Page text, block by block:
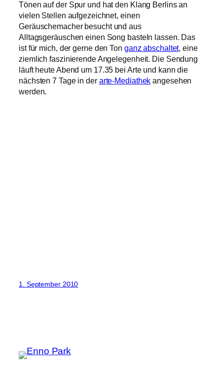
Tönen auf der Spur und hat den Klang Berlins an
vielen Stellen aufgezeichnet, einen
Geräuschemacher besucht und aus
Alltagsgeräuschen einen Song basteln lassen. Das
ist für mich, der gerne den Ton ganz abschaltet, eine
ziemlich faszinierende Angelegenheit. Die Sendung
läuft heute Abend um 17.35 bei Arte und kann die
nächsten 7 Tage in der arte-Mediathek angesehen
werden.
1. September 2010